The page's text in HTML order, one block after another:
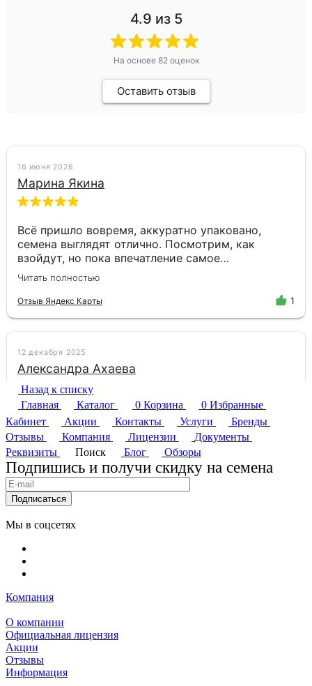
Назад к списку
Главная
Каталог 0 Корзина 0 Избранные
Кабинет
Акции Контакты Услуги
Бренды
Отзывы
Компания Лицензии
Документы
Реквизиты
Поиск Блог Обзоры
Подпишись и получи скидку на семена
Подписаться
Мы в соцсетях
Компания
О компании
Официальная лицензия
Акции
Отзывы
Информация